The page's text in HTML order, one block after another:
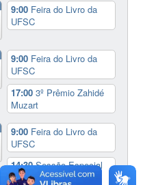
9:00 Feira do Livro da
UFSC
9:00 Feira do Livro da
UFSC
17:003º Prêmio Zahidé
Muzart
9:00 Feira do Livro da
UFSC
14:30Sessão Especial
do Conselho Esta...